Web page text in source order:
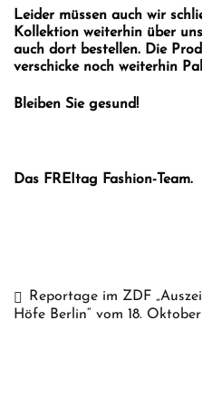
Leider müssen auch wir
Kollektion weiterhin über
auch dort bestellen. Die
verschicke noch weiterhin
Bleiben Sie gesund!
Das FREItag Fashion-Team.
Reportage im ZDF
Höfe Berlin“ vom 18.